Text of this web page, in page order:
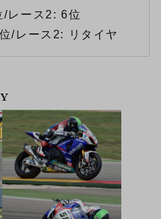
/レース2: 6位
/レース2: リタイヤ